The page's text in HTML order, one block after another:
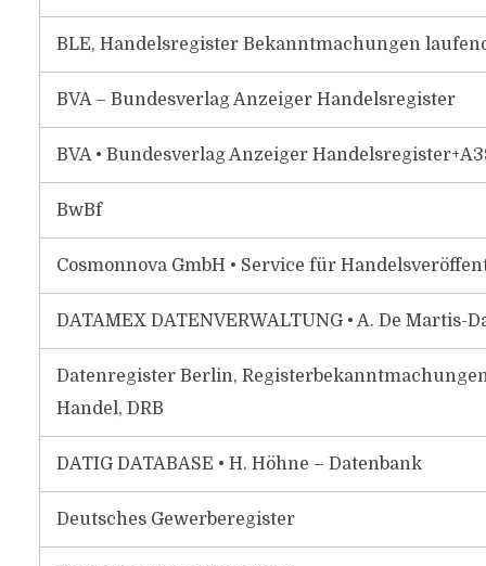
BLE, Handelsregister Bekanntmachungen
BVA – Bundesverlag Anzeiger Handelsregister
BVA • Bundesverlag Anzeiger
BwBf
Cosmonnova GmbH • Service für
DATAMEX DATENVERWALTUNG • A. De Martis-
Datenregister Berlin,
Handel, DRB
DATIG DATABASE • H. Höhne – Datenbank
Deutsches Gewerberegister